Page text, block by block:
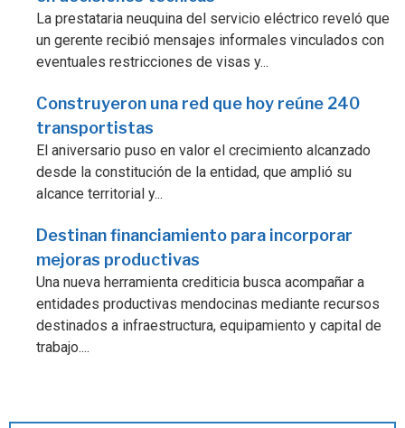
La prestataria neuquina del servicio eléctrico reveló que
un gerente recibió mensajes informales vinculados con
eventuales restricciones de visas y...
Construyeron una red que hoy reúne 240
transportistas
El aniversario puso en valor el crecimiento alcanzado
desde la constitución de la entidad, que amplió su
alcance territorial y...
Destinan financiamiento para incorporar
mejoras productivas
Una nueva herramienta crediticia busca acompañar a
entidades productivas mendocinas mediante recursos
destinados a infraestructura, equipamiento y capital de
trabajo....